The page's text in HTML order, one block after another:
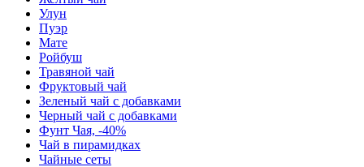
Улун
Пуэр
Мате
Ройбуш
Травяной чай
Фруктовый чай
Зеленый чай с добавками
Черный чай с добавками
Фунт Чая, -40%
Чай в пирамидках
Чайные сеты